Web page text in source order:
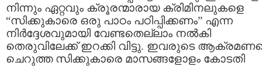
നിന്നും ഏറ്റവും ക്രൂരന്മാരായ ക്രിമിനലുകളെ
“സിക്കുകാരെ ഒരു പാഠം പഠിപ്പിക്കണം” എന്ന
നിര്‍ദ്ദേശവുമായി വേണ്ടതെല്ലാം നല്‍കി
തെരുവിലേക്ക്‌ ഇറക്കി വിട്ടു. ഇവരുടെ
ചെറുത്ത സിക്കുകാരെ മാസങ്ങളോളം കോടതി